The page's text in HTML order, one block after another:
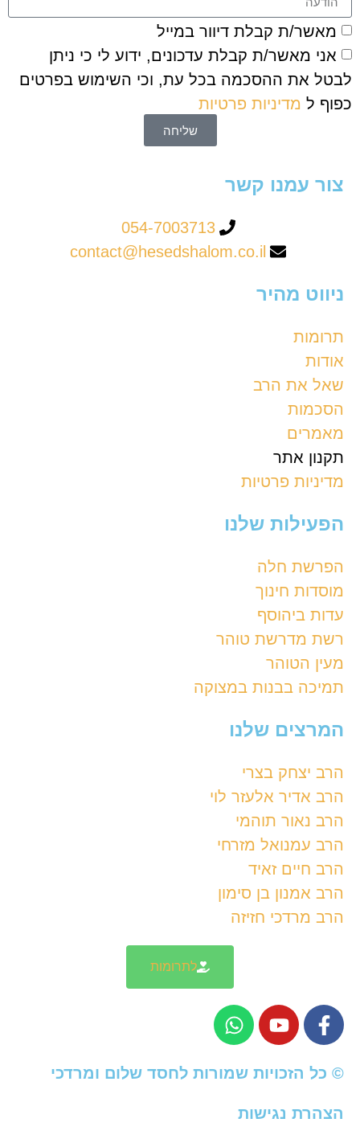
מאשר/ת קבלת דיוור במייל
אני מאשר/ת קבלת עדכונים, ידוע לי כי ניתן
לבטל את ההסכמה בכל עת, וכי השימוש בפרטים
כפוף ל מדיניות פרטיות
שליחה
צור עמנו קשר
054-7003713
contact@hesedshalom.co.il
ניווט מהיר
תרומות
אודות
שאל את הרב
הסכמות
מאמרים
תקנון אתר
מדיניות פרטיות
הפעילות שלנו
הפרשת חלה
מוסדות חינוך
עדות ביהוסף
רשת מדרשת טוהר
מעין הטוהר
תמיכה בבנות במצוקה
המרצים שלנו
הרב יצחק בצרי
הרב אדיר אלעזר לוי
הרב נאור תוהמי
הרב עמנואל מזרחי
הרב חיים זאיד
הרב אמנון בן סימון
הרב מרדכי חזיזה
לתרומות
© כל הזכויות שמורות לחסד שלום ומרדכי
הצהרת נגישות